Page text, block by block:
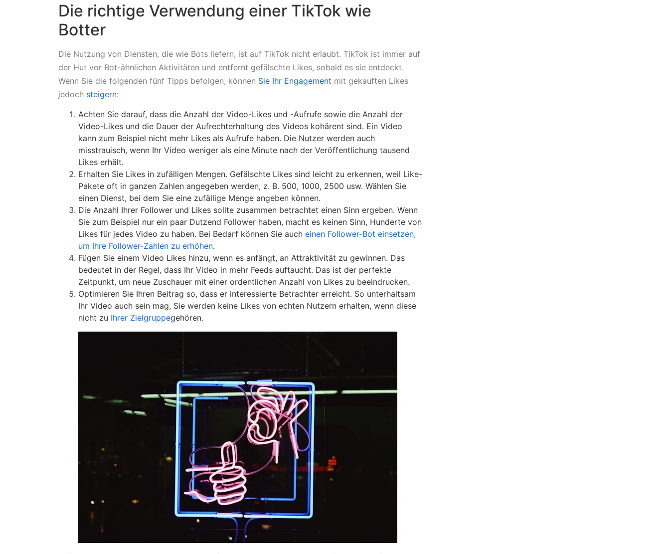
Die richtige Verwendung einer TikTok wie
Botter
Die Nutzung von Diensten, die wie Bots liefern, ist auf TikTok nicht erlaubt. TikTok ist immer auf
der Hut vor Bot-ähnlichen Aktivitäten und entfernt gefälschte Likes, sobald es sie entdeckt.
Wenn Sie die folgenden fünf Tipps befolgen, können Sie Ihr Engagement mit gekauften Likes
jedoch steigern:
Achten Sie darauf, dass die Anzahl der Video-Likes und -Aufrufe sowie die Anzahl der
Video-Likes und die Dauer der Aufrechterhaltung des Videos kohärent sind. Ein Video
kann zum Beispiel nicht mehr Likes als Aufrufe haben. Die Nutzer werden auch
misstrauisch, wenn Ihr Video weniger als eine Minute nach der Veröffentlichung tausend
Likes erhält.
Erhalten Sie Likes in zufälligen Mengen. Gefälschte Likes sind leicht zu erkennen, weil Like-
Pakete oft in ganzen Zahlen angegeben werden, z. B. 500, 1000, 2500 usw. Wählen Sie
einen Dienst, bei dem Sie eine zufällige Menge angeben können.
Die Anzahl Ihrer Follower und Likes sollte zusammen betrachtet einen Sinn ergeben. Wenn
Sie zum Beispiel nur ein paar Dutzend Follower haben, macht es keinen Sinn, Hunderte von
Likes für jedes Video zu haben. Bei Bedarf können Sie auch einen Follower-Bot einsetzen,
um Ihre Follower-Zahlen zu erhöhen.
Fügen Sie einem Video Likes hinzu, wenn es anfängt, an Attraktivität zu gewinnen. Das
bedeutet in der Regel, dass Ihr Video in mehr Feeds auftaucht. Das ist der perfekte
Zeitpunkt, um neue Zuschauer mit einer ordentlichen Anzahl von Likes zu beeindrucken.
Optimieren Sie Ihren Beitrag so, dass er interessierte Betrachter erreicht. So unterhaltsam
Ihr Video auch sein mag, Sie werden keine Likes von echten Nutzern erhalten, wenn diese
nicht zu Ihrer Zielgruppegehören.